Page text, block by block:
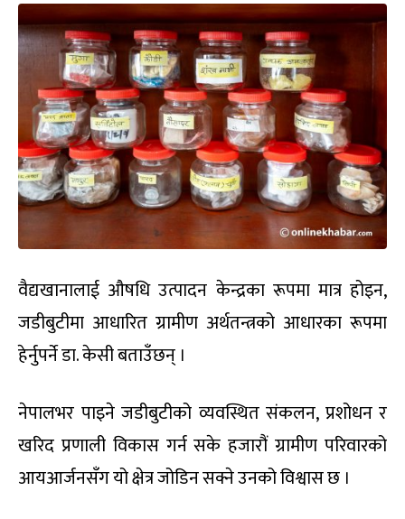
वैद्यखानालाई औषधि उत्पादन केन्द्रका रूपमा मात्र होइन,
जडीबुटीमा आधारित ग्रामीण अर्थतन्त्रको आधारका रूपमा
हेर्नुपर्ने डा. केसी बताउँछन् ।
नेपालभर पाइने जडीबुटीको व्यवस्थित संकलन, प्रशोधन र
खरिद प्रणाली विकास गर्न सके हजारौं ग्रामीण परिवारको
आयआर्जनसँग यो क्षेत्र जोडिन सक्ने उनको विश्वास छ ।